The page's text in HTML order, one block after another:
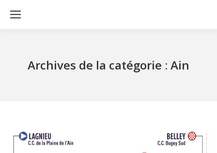
Archives de la catégorie : Ain